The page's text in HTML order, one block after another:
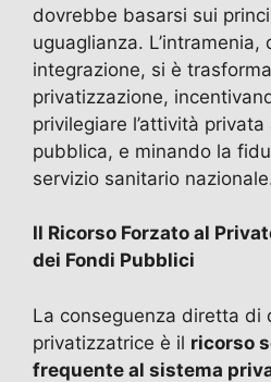
dovrebbe basarsi sui
uguaglianza.
integrazione, si è
privatizzazione,
privilegiare l’attività
pubblica, e minando la
servizio sanitario
Il Ricorso Forzato al
dei Fondi Pubblici
La conseguenza diretta di
privatizzatrice è il ricorso
frequente al sistema